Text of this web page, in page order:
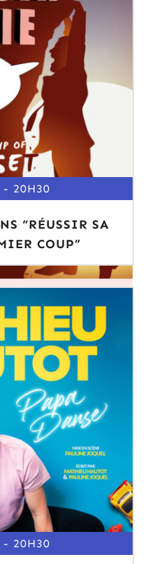
20H30
“RÉUSSIR SA
COUP”
20H30